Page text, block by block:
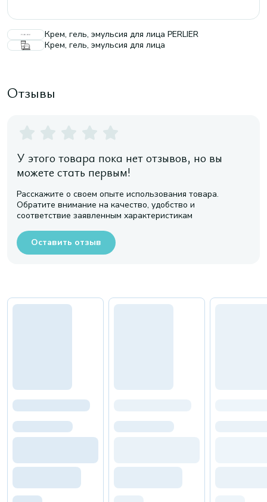
Крем, гель, эмульсия для лица PERLIER
Крем, гель, эмульсия для лица
Отзывы
У этого товара пока нет отзывов, но вы
можете стать первым!
Расскажите о своем опыте использования товара.
Обратите внимание на качество, удобство и
соответствие заявленным характеристикам
Оставить отзыв